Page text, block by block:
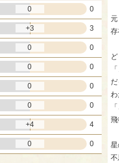
0 0
+3 3
0 0
0 0
0 0
0 0
+4 4
0 0
だ
わ
飛